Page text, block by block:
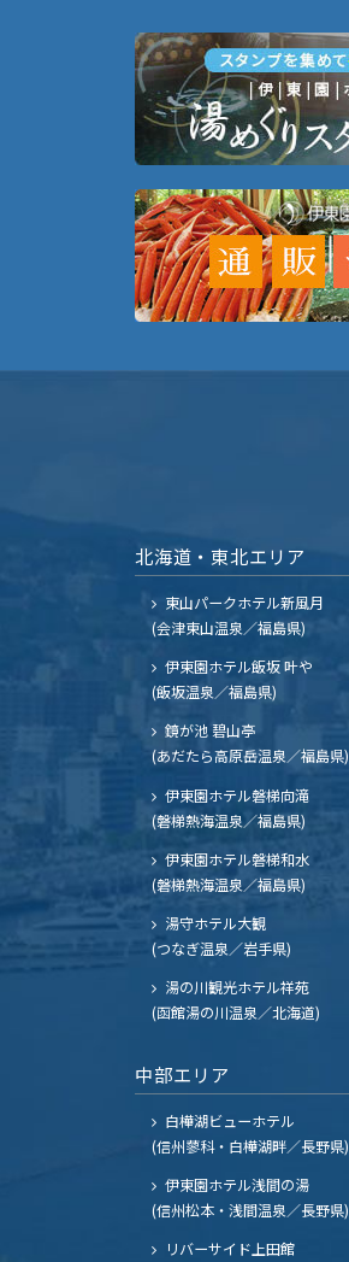
北海道・東北エリア
東山パークホテル新風月
(会津東山温泉／福島県)
伊東園ホテル飯坂 叶や
(飯坂温泉／福島県)
鏡が池 碧山亭
(あだたら高原岳温泉／福島県)
伊東園ホテル磐梯向滝
(磐梯熱海温泉／福島県)
伊東園ホテル磐梯和水
(磐梯熱海温泉／福島県)
湯守ホテル大観
(つなぎ温泉／岩手県)
湯の川観光ホテル祥苑
(函館湯の川温泉／北海道)
中部エリア
白樺湖ビューホテル
(信州蓼科・白樺湖畔／長野県)
伊東園ホテル浅間の湯
(信州松本・浅間温泉／長野県)
リバーサイド上田館